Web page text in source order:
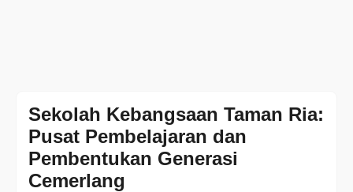
Sekolah Kebangsaan Taman Ria:
Pusat Pembelajaran dan
Pembentukan Generasi
Cemerlang